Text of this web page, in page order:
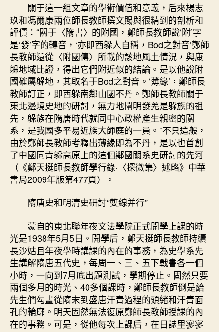
關于這一組文章的學術價值和意義，后來楊志
玖和馮爾康兩位師長教師撰文賜與很精到的剖析和
評價：“關于〈隋書〉的附國，鄭師長教師說‘附’字
是‘發’字的轉音，‘亦即西躲人自稱，Bod之對音’鄭師
長教師還從〈附國傳〉所載的該地風土情況，與康
躲地域比證，得出它們附近似的結論。是以他說附
國確屬躲地，其取名于Bod之對音。‘薄緣’，鄭師長
教師訂正，即西躲南鄰山國不丹。鄭師長教師關于
東北邊境史地的研討，無力地闡明發羌是躲族的祖
先，躲族在隋唐時代就同中心政權產生親密的關
系，是我國多平易近族大師庭的一員。”不只這般，
由於鄭師長教師考釋出薄緣即為不丹，是以也首創
了中國同青躲高原上的這個鄰國關系史研討的先河
（《鄭天挺師長教師學行錄·〈探微集〉述略》中華
書局2009年版第477頁）。
隋唐史和明清史研討“雙線并行”
蒙自的東北聯年夜文法學院正式開學上課的時
光是1938年5月5日。開學后，鄭天挺師長教師持續
長沙姑且年夜學時講課的內在的事務，為史學系先
生講解隋唐五代史，每周一、三、五下戰書各一個
小時，一向到7月底出題測試，學期停止。固然只要
兩個多月的時光、40多個課時，鄭師長教師倒是給
先生們勾畫從隋末到盛唐汗青過程的頭緒和汗青面
孔的輪廓。明天固然無法復原鄭師長教師授課的內
在的事務。可是，從他每次上課后，在日誌里寥寥